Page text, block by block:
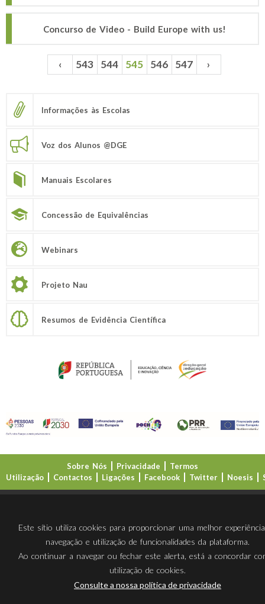
Concurso de Video - Build Europe with us!
Páginas ‹ 543 544 545 546 547 ›
Informações às Escolas
Voz dos Alunos @DGE
Manuais Escolares
Concessão de Equivalências
Webinars
Projeto Nau
Resumos de Evidência Científica
Sobre Nós Privacidade
Termos
Utilização
Contactos Ligações Facebook Twitter Noesis
Este sítio utiliza cookies para proporcionar uma melhor
navegação e utilização de funcionalidades da plataforma.
Ao continuar a navegar ou fechar este alerta, está a concordar
utilização de cookies.
Consulte a nossa política de privacidade